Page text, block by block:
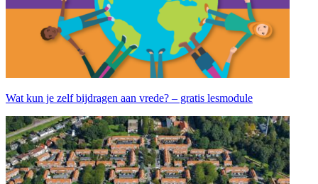
Wat kun je zelf bijdragen aan vrede? – gratis lesmodule